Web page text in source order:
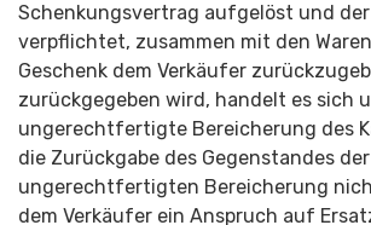
Schenkungsvertrag aufgelöst und
verpflichtet, zusammen mit den
Geschenk dem Verkäufer
zurückgegeben wird, handelt es sich
ungerechtfertigte Bereicherung des
die Zurückgabe des Gegenstandes der
ungerechtfertigten Bereicherung
dem Verkäufer ein Anspruch auf